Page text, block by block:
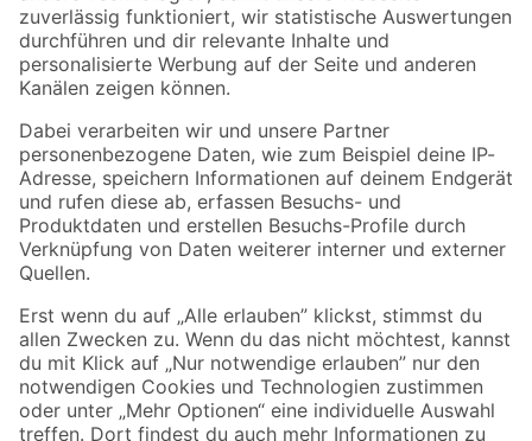
Zur Newsletter Anmeldung
Folge uns
Zahlungsarten Versandarten
Sicher einkaufen
Jetzt die toom-App herunterladen